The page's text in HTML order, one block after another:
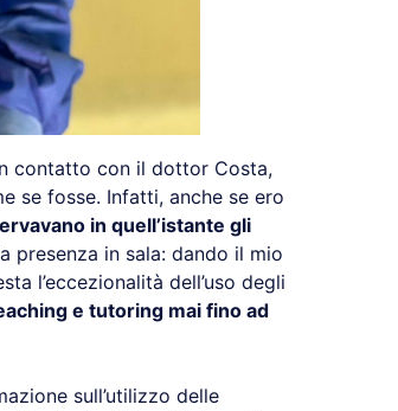
contatto con il dottor Costa,
se fosse. Infatti, anche se ero
in quell’istante gli
presenza in sala: dando il mio
l’eccezionalità dell’uso degli
e tutoring mai fino ad
sull’utilizzo delle